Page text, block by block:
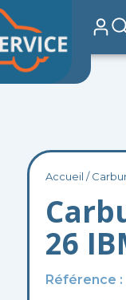
Accueil /
26
Référence :